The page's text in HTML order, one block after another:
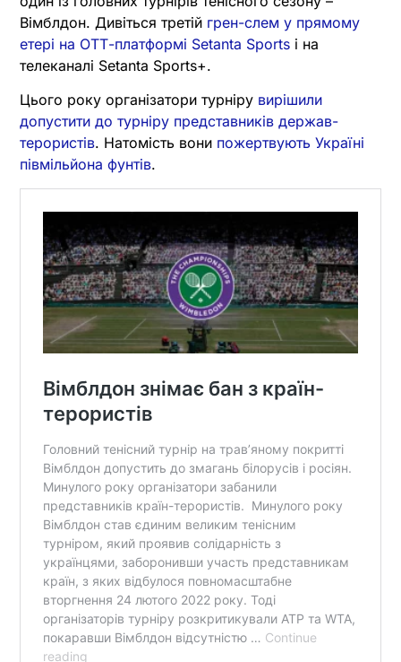
Вімблдон. Дивіться третій грен-слем у прямому
етері на ОТТ-платформі Setanta Sports і на
телеканалі Setanta Sports+.
Цього року організатори турніру вирішили
допустити до турніру представників держав-
терористів. Натомість вони пожертвують Україні
півмільйона фунтів.